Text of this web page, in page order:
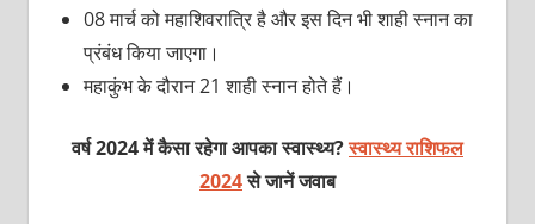
08 मार्च को महाशिवरात्रि है और इस दिन भी शाही स्‍नान का
प्रंबंध किया जाएगा।
महाकुंभ के दौरान 21 शाही स्‍नान होते हैं।
वर्ष 2024 में कैसा रहेगा आपका स्वास्थ्य?स्वास्थ्य राशिफल
2024से जानें जवाब